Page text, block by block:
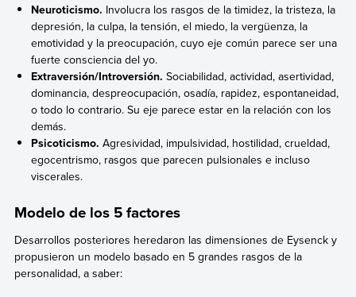
Neuroticismo. Involucra los rasgos de la timidez, la tristeza, la
depresión, la culpa, la tensión, el miedo, la vergüenza, la
emotividad y la preocupación, cuyo eje común parece ser una
fuerte consciencia del yo.
Extraversión/Introversión. Sociabilidad, actividad, asertividad,
dominancia, despreocupación, osadía, rapidez, espontaneidad,
o todo lo contrario. Su eje parece estar en la relación con los
demás.
Psicoticismo. Agresividad, impulsividad, hostilidad, crueldad,
egocentrismo, rasgos que parecen pulsionales e incluso
viscerales.
Modelo de los 5 factores
Desarrollos posteriores heredaron las dimensiones de Eysenck y
propusieron un modelo basado en 5 grandes rasgos de la
personalidad, a saber: